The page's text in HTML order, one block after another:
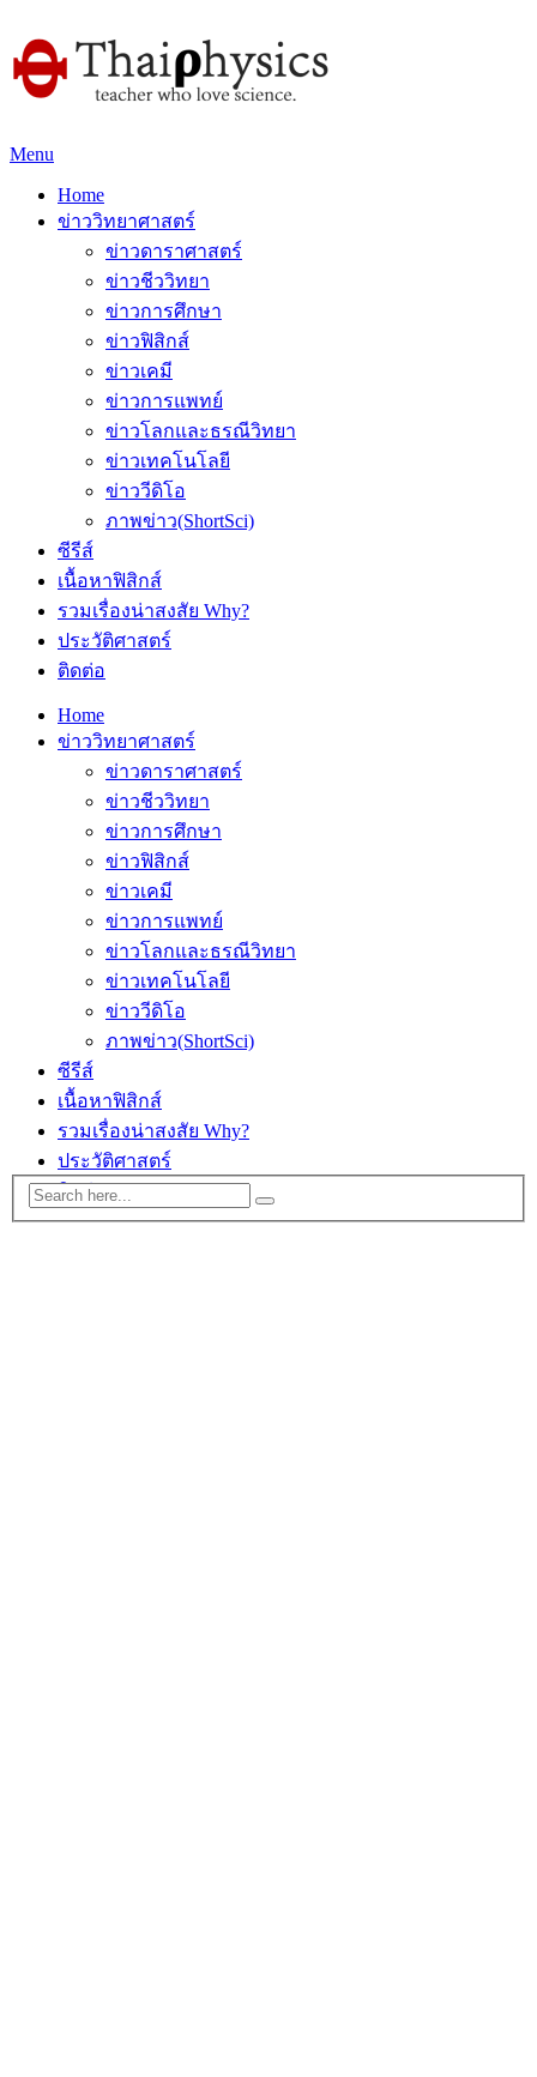
Menu
Home
ข่าววิทยาศาสตร์
ข่าวดาราศาสตร์
ข่าวชีววิทยา
ข่าวการศึกษา
ข่าวฟิสิกส์
ข่าวเคมี
ข่าวการแพทย์
ข่าวโลกและธรณีวิทยา
ข่าวเทคโนโลยี
ข่าววีดิโอ
ภาพข่าว(ShortSci)
ซีรีส์
เนื้อหาฟิสิกส์
รวมเรื่องน่าสงสัย Why?
ประวัติศาสตร์
ติดต่อ
Home
ข่าววิทยาศาสตร์
ข่าวดาราศาสตร์
ข่าวชีววิทยา
ข่าวการศึกษา
ข่าวฟิสิกส์
ข่าวเคมี
ข่าวการแพทย์
ข่าวโลกและธรณีวิทยา
ข่าวเทคโนโลยี
ข่าววีดิโอ
ภาพข่าว(ShortSci)
ซีรีส์
เนื้อหาฟิสิกส์
รวมเรื่องน่าสงสัย Why?
ประวัติศาสตร์
ติดต่อ